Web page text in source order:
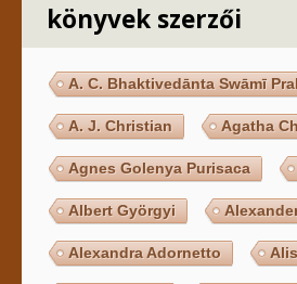
könyvek szerzői
A. C. Bhaktivedānta Swāmī
A. J. Christian Agatha
Agnes Golenya Purisaca
Albert Györgyi
Alexandra Adornetto